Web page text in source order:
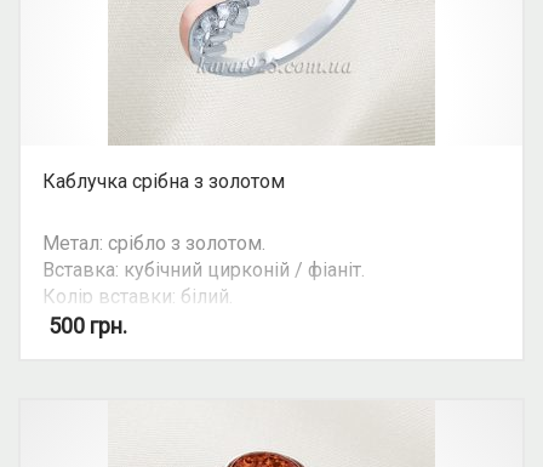
Каблучка срібна з золотом
Метал: срібло з золотом.
Вставка: кубічний цирконій / фіаніт.
Колір вставки: білий.
Вид: з 1 камінням, овальний камінь.
500 грн.